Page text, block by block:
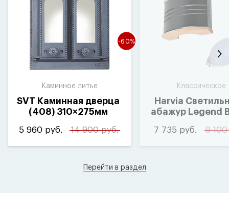
-60%
Каминное литье
SVT Каминная дверца
(408) 310×275мм
5 960 руб. 14 900 руб.
Классическое
Harvia
абажур Legend
7 735 руб. 9
Перейти в раздел